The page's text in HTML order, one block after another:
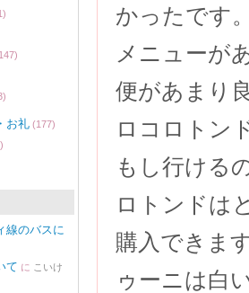
かったです
メニューが
便があまり
ロコロトン
もし行ける
ロトンドは
購入できま
ゥーニは白
お礼 (177)
線のバスに
て に こいけ